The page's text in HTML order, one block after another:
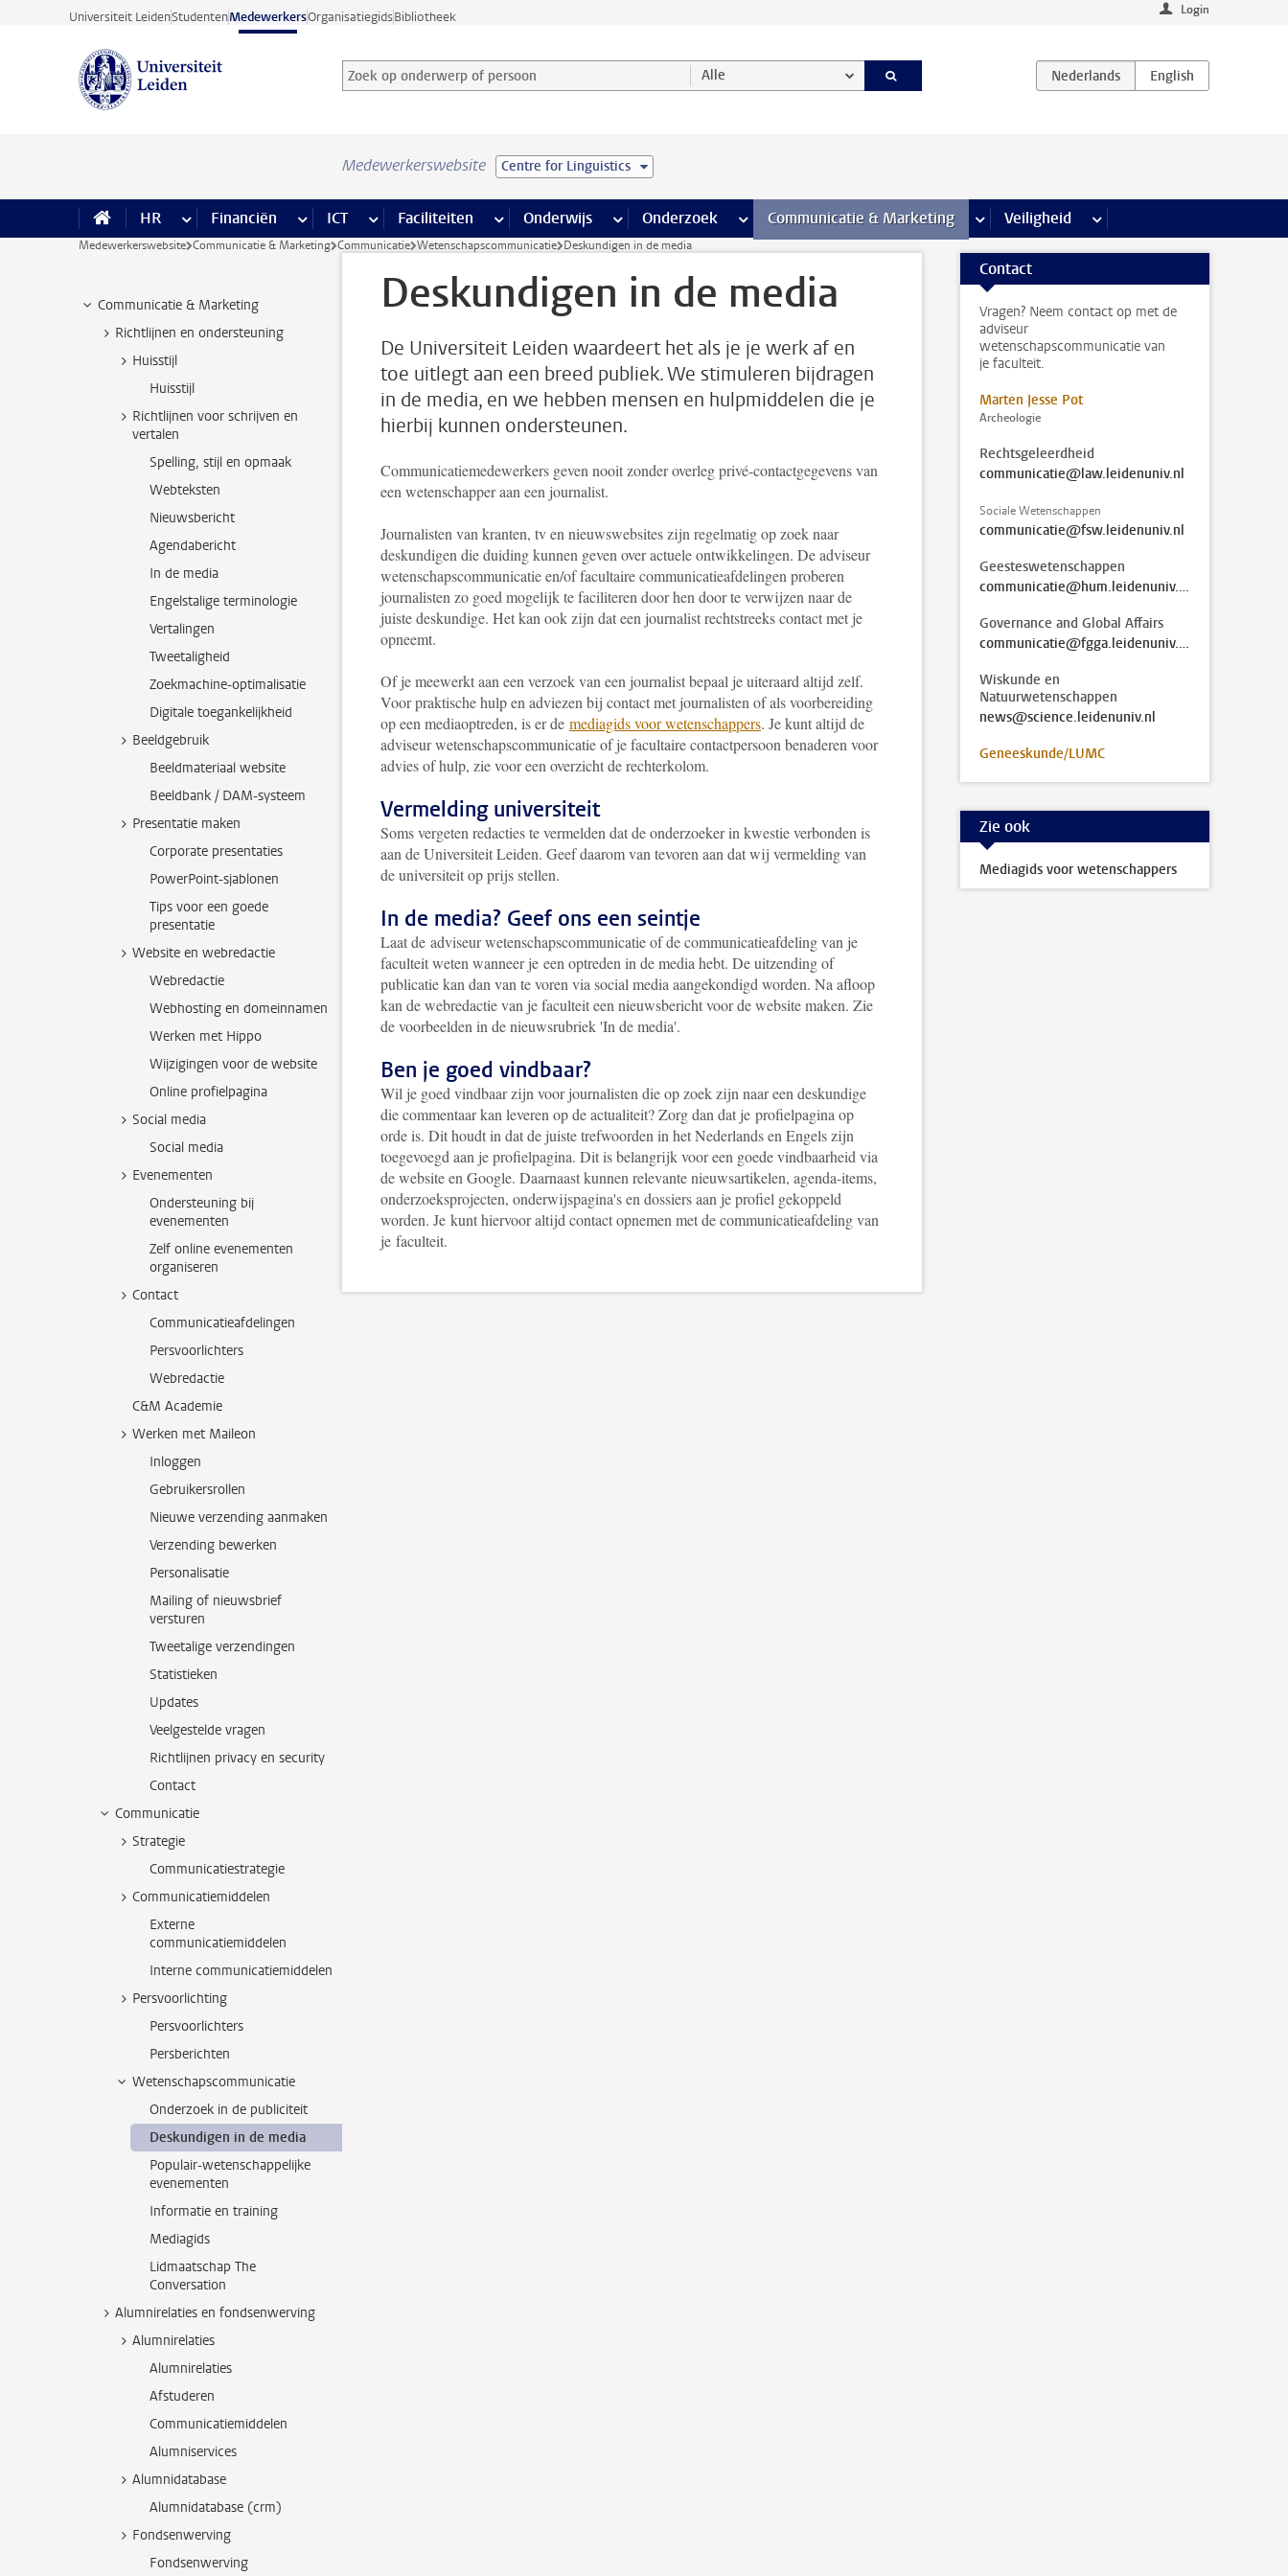
Ga direct naar de inhoud
Universiteit LeidenStudentenMedewerkersOrganisatiegidsBibliotheek Login
Zoek op onderwerp of persoon en selecteer categorie
Zoekterm Alle
Medewerkerswebsite Centre for Linguistics
HR meer HR pagina’s
Financiën meer Financiën pagina’s
ICT meer ICT pagina’s
Faciliteiten meer Faciliteiten pagina’s
Onderwijs meer Onderwijs pagina’s
Onderzoek meer Onderzoek pagina’s
Communicatie & Marketing meer Communicatie & Marketing pagina’s
Veiligheid meer Veiligheid pagina’s
Medewerkerswebsite Communicatie & Marketing Communicatie Wetenschapscommunicatie Deskundigen in de media
Communicatie & Marketing
Richtlijnen en ondersteuning
Huisstijl
Huisstijl
Richtlijnen voor schrijven en
vertalen
Spelling, stijl en opmaak
Webteksten
Nieuwsbericht
Agendabericht
In de media
Engelstalige terminologie
Vertalingen
Tweetaligheid
Zoekmachine-optimalisatie
Digitale toegankelijkheid
Beeldgebruik
Beeldmateriaal website
Beeldbank / DAM-systeem
Presentatie maken
Corporate presentaties
PowerPoint-sjablonen
Tips voor een goede
presentatie
Website en webredactie
Webredactie
Webhosting en domeinnamen
Werken met Hippo
Wijzigingen voor de website
Online profielpagina
Social media
Social media
Evenementen
Ondersteuning bij
evenementen
Zelf online evenementen
organiseren
Contact
Communicatieafdelingen
Persvoorlichters
Webredactie
C&M Academie
Werken met Maileon
Inloggen
Gebruikersrollen
Nieuwe verzending aanmaken
Verzending bewerken
Personalisatie
Mailing of nieuwsbrief
versturen
Tweetalige verzendingen
Statistieken
Updates
Veelgestelde vragen
Richtlijnen privacy en security
Contact
Communicatie
Strategie
Communicatiestrategie
Communicatiemiddelen
Externe
communicatiemiddelen
Interne communicatiemiddelen
Persvoorlichting
Persvoorlichters
Persberichten
Wetenschapscommunicatie
Onderzoek in de publiciteit
Deskundigen in de media
Populair-wetenschappelijke
evenementen
Informatie en training
Mediagids
Lidmaatschap The
Conversation
Alumnirelaties en fondsenwerving
Alumnirelaties
Alumnirelaties
Afstuderen
Communicatiemiddelen
Alumniservices
Alumnidatabase
Alumnidatabase (crm)
Fondsenwerving
Fondsenwerving
Deskundigen in de media
De Universiteit Leiden waardeert het als je je werk af en
toe uitlegt aan een breed publiek. We stimuleren bijdragen
in de media, en we hebben mensen en hulpmiddelen die je
hierbij kunnen ondersteunen.
Communicatiemedewerkers geven nooit zonder overleg privé-contactgegevens van
een wetenschapper aan een journalist.
Journalisten van kranten, tv en nieuwswebsites zijn regelmatig op zoek naar
deskundigen die duiding kunnen geven over actuele ontwikkelingen. De adviseur
wetenschapscommunicatie en/of facultaire communicatieafdelingen proberen
journalisten zo goed mogelijk te faciliteren door hen door te verwijzen naar de
juiste deskundige. Het kan ook zijn dat een journalist rechtstreeks contact met je
opneemt.
Of je meewerkt aan een verzoek van een journalist bepaal je uiteraard altijd zelf.
Voor praktische hulp en adviezen bij contact met journalisten of als voorbereiding
op een mediaoptreden, is er de mediagids voor wetenschappers. Je kunt altijd de
adviseur wetenschapscommunicatie of je facultaire contactpersoon benaderen voor
advies of hulp, zie voor een overzicht de rechterkolom.
Vermelding universiteit
Soms vergeten redacties te vermelden dat de onderzoeker in kwestie verbonden is
aan de Universiteit Leiden. Geef daarom van tevoren aan dat wij vermelding van
de universiteit op prijs stellen.
In de media? Geef ons een seintje
Laat de adviseur wetenschapscommunicatie of de communicatieafdeling van je
faculteit weten wanneer je een optreden in de media hebt. De uitzending of
publicatie kan dan van te voren via social media aangekondigd worden. Na afloop
kan de webredactie van je faculteit een nieuwsbericht voor de website maken. Zie
de voorbeelden in de nieuwsrubriek 'In de media'.
Ben je goed vindbaar?
Wil je goed vindbaar zijn voor journalisten die op zoek zijn naar een deskundige
die commentaar kan leveren op de actualiteit? Zorg dan dat je profielpagina op
orde is. Dit houdt in dat de juiste trefwoorden in het Nederlands en Engels zijn
toegevoegd aan je profielpagina. Dit is belangrijk voor een goede vindbaarheid via
de website en Google. Daarnaast kunnen relevante nieuwsartikelen, agenda-items,
onderzoeksprojecten, onderwijspagina's en dossiers aan je profiel gekoppeld
worden. Je kunt hiervoor altijd contact opnemen met de communicatieafdeling van
je faculteit.
Contact
Vragen? Neem contact op met de
adviseur
wetenschapscommunicatie van
je faculteit.
Marten Jesse Pot
Archeologie
Rechtsgeleerdheid
communicatie@law.leidenuniv.nl
Sociale Wetenschappen
communicatie@fsw.leidenuniv.nl
Geesteswetenschappen
communicatie@hum.leidenuniv.nl
Governance and Global Affairs
communicatie@fgga.leidenuniv.nl
Wiskunde en
Natuurwetenschappen
news@science.leidenuniv.nl
Geneeskunde/LUMC
Zie ook
Mediagids voor wetenschappers